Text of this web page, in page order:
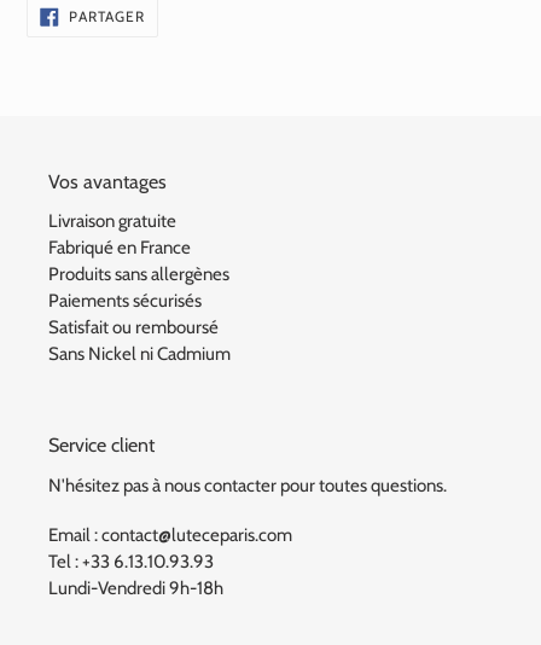
PARTAGERPARTAGER
SUR
Vos avantages
Livraison gratuite
Fabriqué en France
Produits sans allergènes
Paiements sécurisés
Satisfait ou remboursé
Sans Nickel ni Cadmium
Service client
N'hésitez pas à nous contacter pour toutes questions.
Email : contact@luteceparis.com
Tel : +33 6.13.10.93.93
Lundi-Vendredi 9h-18h